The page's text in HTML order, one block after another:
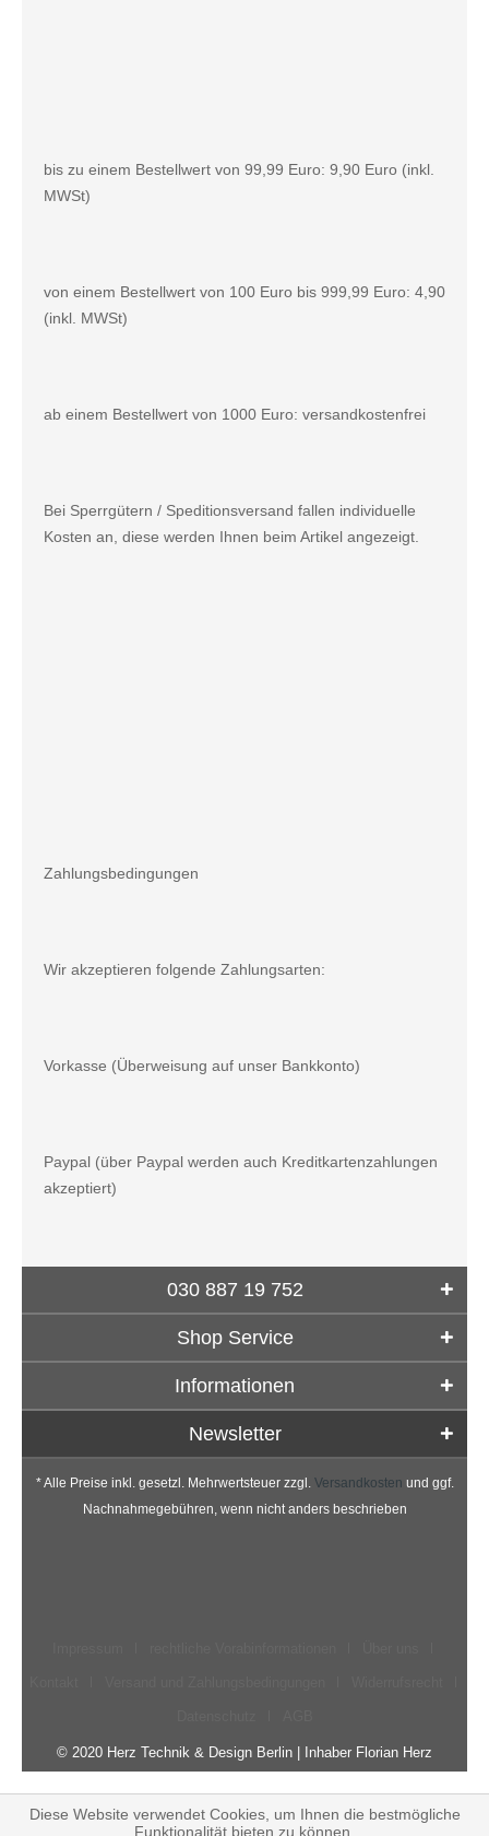
bis zu einem Bestellwert von 99,99 Euro: 9,90 Euro (inkl.
MWSt)
von einem Bestellwert von 100 Euro bis 999,99 Euro: 4,90
(inkl. MWSt)
ab einem Bestellwert von 1000 Euro: versandkostenfrei
Bei Sperrgütern / Speditionsversand fallen individuelle
Kosten an, diese werden Ihnen beim Artikel angezeigt.
Zahlungsbedingungen
Wir akzeptieren folgende Zahlungsarten:
Vorkasse (Überweisung auf unser Bankkonto)
Paypal (über Paypal werden auch Kreditkartenzahlungen
akzeptiert)
030 887 19 752
Shop Service
Informationen
Newsletter
* Alle Preise inkl. gesetzl. Mehrwertsteuer zzgl. Versandkosten und ggf.
Nachnahmegebühren, wenn nicht anders beschrieben
© 2020 Herz Technik & Design Berlin | Inhaber Florian Herz
Diese Website verwendet Cookies, um Ihnen die bestmögliche
Funktionalität bieten zu können.